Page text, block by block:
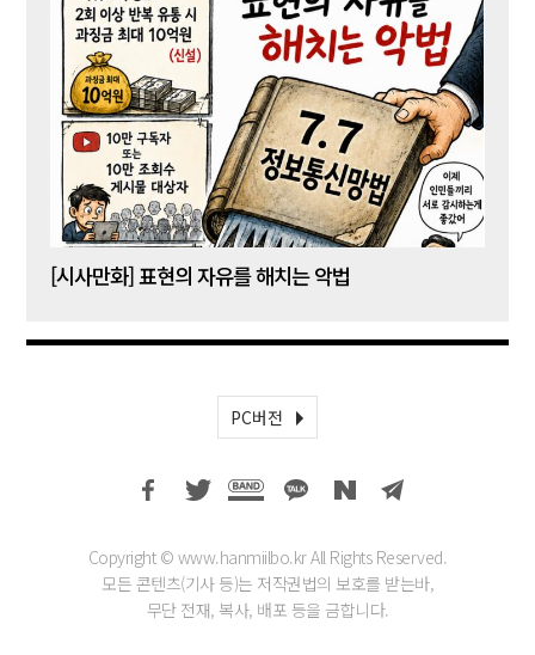
[시사만화] 표현의 자유를 해치는 악법
PC버전
Copyright © www.hanmiilbo.kr All Rights Reserved.
모든 콘텐츠(기사 등)는 저작권법의 보호를 받는바,
무단 전재, 복사, 배포 등을 금합니다.